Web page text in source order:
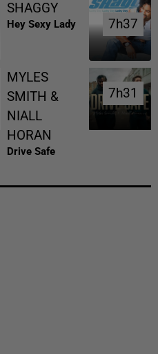
SHAGGY
Hey Sexy Lady 7h37
7h37
MYLES
SMITH &
NIALL
HORAN
Drive Safe
7h31
7h31